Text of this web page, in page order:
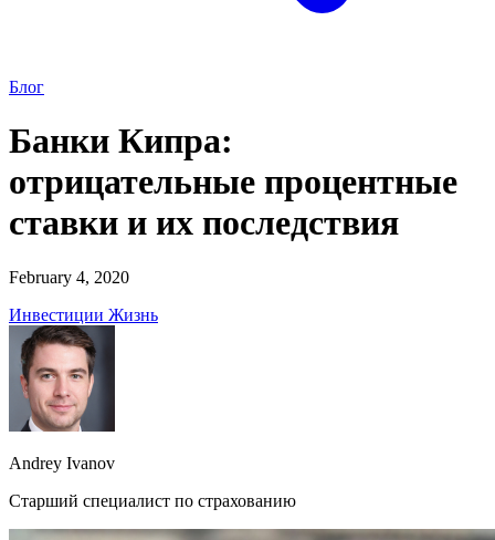
Блог
Банки Кипра:
отрицательные процентные
ставки и их последствия
February 4, 2020
Инвестиции Жизнь
Andrey Ivanov
Старший специалист по страхованию